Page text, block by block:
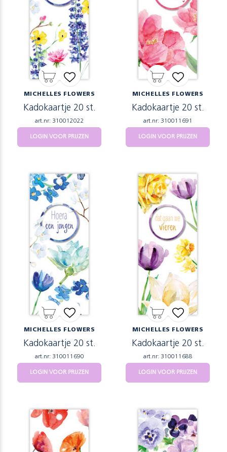
MICHELLES FLOWERS
Kadokaartje 20 st.
art.nr: 310012022
LOGIN VOOR PRIJZEN
MICHELLES FLOWERS
Kadokaartje 20 st.
art.nr: 310011691
LOGIN VOOR PRIJZEN
MICHELLES FLOWERS
Kadokaartje 20 st.
art.nr: 310011690
LOGIN VOOR PRIJZEN
MICHELLES FLOWERS
Kadokaartje 20 st.
art.nr: 310011688
LOGIN VOOR PRIJZEN